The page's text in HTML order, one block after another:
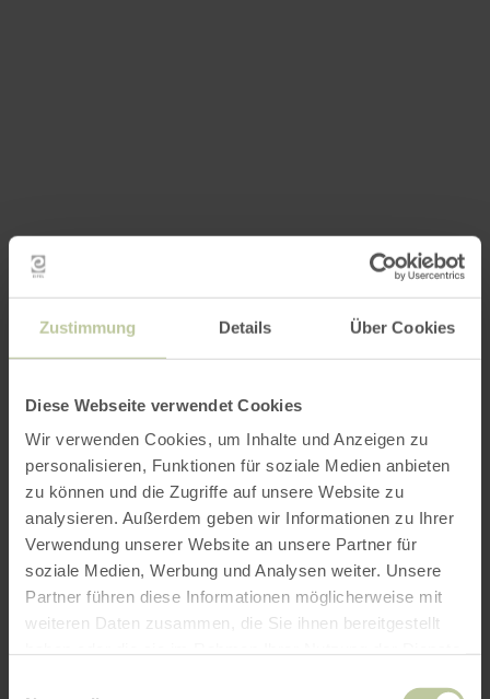
Zustimmung Details Über Cookies
Diese Webseite verwendet Cookies
Wir verwenden Cookies, um Inhalte und Anzeigen zu
personalisieren, Funktionen für soziale Medien anbieten
zu können und die Zugriffe auf unsere Website zu
analysieren. Außerdem geben wir Informationen zu Ihrer
Verwendung unserer Website an unsere Partner für
soziale Medien, Werbung und Analysen weiter. Unsere
Partner führen diese Informationen möglicherweise mit
weiteren Daten zusammen, die Sie ihnen bereitgestellt